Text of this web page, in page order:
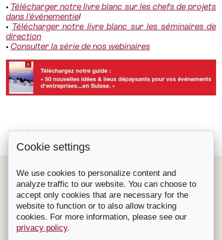
• Télécharger notre livre blanc sur les chefs de projets
dans l'événementiel
• Télécharger notre livre blanc sur les séminaires de
direction
• Consulter la série de nos webinaires
#SwisstainableEvents #3 Quand 50...
Le Suisse Convention Bureau (SCIB) est une organisation
nationale à but non lucratif qui représente les principales
destinations et prestataires de congrès, séminaires et
incentives en Suisse.
Affilié à l'OT Suisse, il fournit gratuitement des conseils et
de l'aide pour l'organisation de congrès, convention,
séminaires, incentives, voyages RP etc. en Suisse.
Contactez-nous|
Cookie settings
We use cookies to personalize content and
analyze traffic to our website. You can choose to
accept only cookies that are necessary for the
website to function or to also allow tracking
cookies. For more information, please see our
privacy policy.